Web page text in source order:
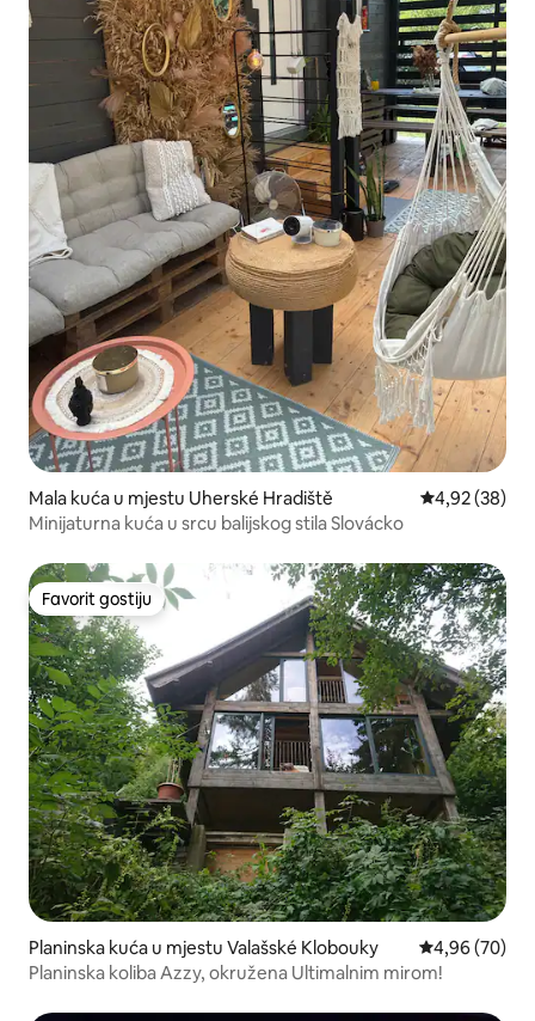
Mala kuća u mjestu Uherské Hradiště Prosječna
4,92 (38)
Minijaturna kuća u srcu balijskog stila Slovácko
Favorit gostiju
Favorit gostiju
Planinska kuća u mjestu Valašské Klobouky Prosječna
4,96 (70)
Planinska koliba Azzy, okružena Ultimalnim mirom!